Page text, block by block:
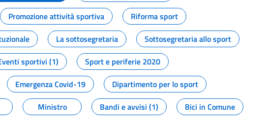
Promozione attività sportiva
Riforma sport
La sottosegretaria
Sottosegretaria allo sport
sportivi (1)
Sport e periferie 2020
Emergenza Covid-19
Dipartimento per lo sport
Ministro Bandi e avvisi (1) Bici in Comune